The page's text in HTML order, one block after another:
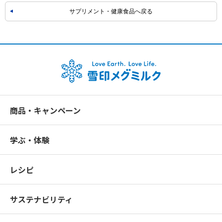
サプリメント・健康食品へ戻る
商品・キャンペーン
学ぶ・体験
レシピ
サステナビリティ